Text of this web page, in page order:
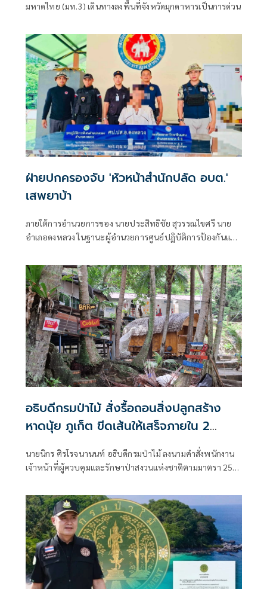
มหาดไทย (มท.3) เดินทางลงพื้นที่จังหวัดมุกดาหารเป็นการด่วน
ฝ่ายปกครองจับ 'หัวหน้าสำนักปลัด อบต.'
เสพยาบ้า
ภายใต้การอำนวยการของ นายประสิทธิชัย สุวรรณไขศรี นาย
อำเภอดงหลวง ในฐานะผู้อำนวยการศูนย์ปฏิบัติการป้องกันและ
อธิบดีกรมป่าไม้ สั่งรื้อถอนสิ่งปลูกสร้าง
หาดนุ้ย ภูเก็ต ขีดเส้นให้เสร็จภายใน 2
นายนิกร ศิรโรจนานนท์ อธิบดีกรมป่าไม้ ลงนามคำสั่งพนักงาน
เจ้าหน้าที่ผู้ควบคุมและรักษาป่าสงวนแห่งชาติตามมาตรา 25